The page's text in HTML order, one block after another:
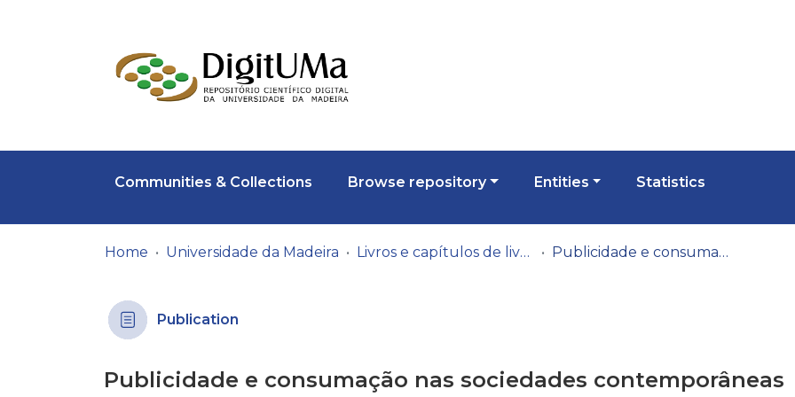
Communities & Collections Browse repository Entities Statistics
Home Universidade da Madeira Livros e capítulos de livros Publicidade e consumação nas sociedades contemporâneas
Publication
Publicidade e consumação nas sociedades contemporâneas